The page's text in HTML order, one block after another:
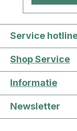
Service
Shop Service
Informatie
Newsletter